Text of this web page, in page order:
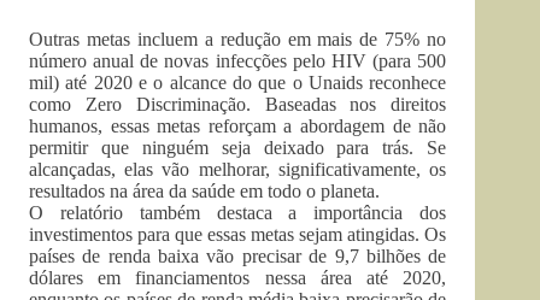
Outras metas incluem a redução em mais de 75% no
número anual de novas infecções pelo HIV (para 500
mil) até 2020 e o alcance do que o Unaids reconhece
como Zero Discriminação. Baseadas nos direitos
humanos, essas metas reforçam a abordagem de não
permitir que ninguém seja deixado para trás. Se
alcançadas, elas vão melhorar, significativamente, os
resultados na área da saúde em todo o planeta.
O relatório também destaca a importância dos
investimentos para que essas metas sejam atingidas. Os
países de renda baixa vão precisar de 9,7 bilhões de
dólares em financiamentos nessa área até 2020,